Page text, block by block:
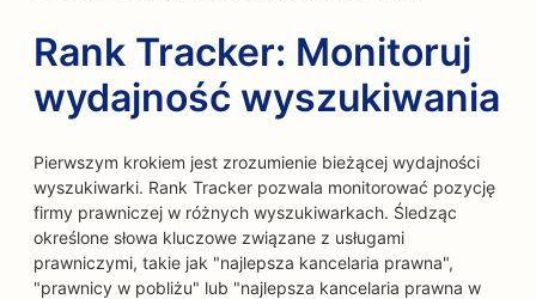
Rank Tracker: Monitoruj
wydajność wyszukiwania
Pierwszym krokiem jest zrozumienie bieżącej wydajności
wyszukiwarki. Rank Tracker pozwala monitorować pozycję
firmy prawniczej w różnych wyszukiwarkach. Śledząc
określone słowa kluczowe związane z usługami
prawniczymi, takie jak "najlepsza kancelaria prawna",
"prawnicy w pobliżu" lub "najlepsza kancelaria prawna w